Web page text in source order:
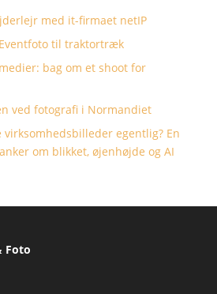
med it-firmaet netIP
til traktortræk
bag om et shoot for
ved fotografi i Normandiet
egentlig? En
om blikket, øjenhøjde og AI
Foto